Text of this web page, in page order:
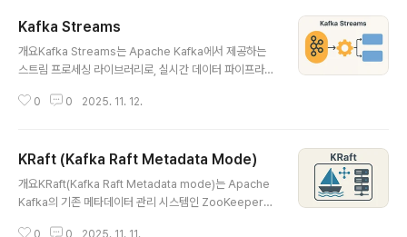
Kafka Streams
개요Kafka Streams는 Apache Kafka에서 제공하는
스트림 프로세싱 라이브러리로, 실시간 데이터 파이프라인
다. 분산 스트림 프로세싱 프레임워크를 직접 구축할 필요
목 내용 비교 개념Kafka 토픽에서 데이터를 읽고, 실시간
으로 처리 후 다시 토픽으로 내보내는 라이브러리Apache
Flink, Spark Streaming 대비 경량목적실시간 데이터
모 스트리밍 데이터의 저지연 처리로그, IoT, 금융 트랜잭
0 0 2025. 11. 12.
KRaft (Kafka Raft Metadata Mode)
개요KRaft(Kafka Raft Metadata mode)는 Apache
Kafka의 기존 메타데이터 관리 시스템인 ZooKeeper를
0 0 2025. 11. 11.